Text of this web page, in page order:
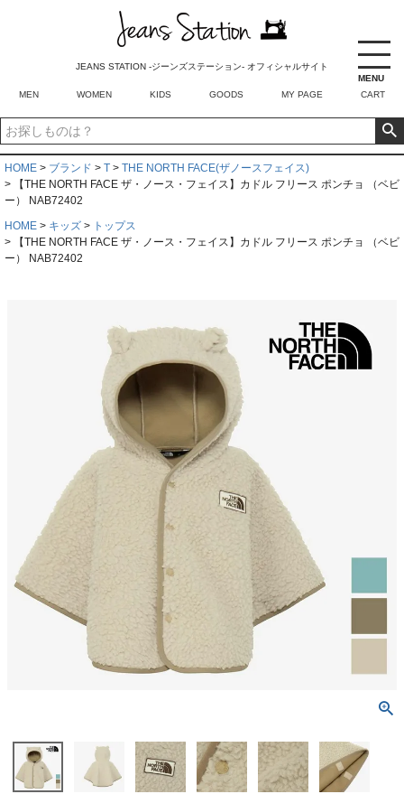
MENU
JEANS STATION -ジーンズステーション- オフィシャルサイト
MEN WOMEN KIDS GOODS MY PAGE CART
HOME ブランド T
THE NORTH FACE(ザノースフェイス)
【THE NORTH FACE ザ・ノース・フェイス】カドル フリース ポンチョ （ベビ
ー） NAB72402
HOME
キッズ
トップス
【THE NORTH FACE ザ・ノース・フェイス】カドル フリース ポンチョ （ベビ
ー） NAB72402